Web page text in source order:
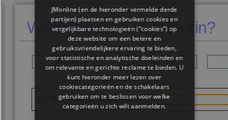
Welk woord hoort in de zin?
verdacht vacht
De hond heeft een zachte
JMonline (en de hieronder vermelde derde
partijen) plaatsen en gebruiken cookies en
vergelijkbare technologieën (“cookies”) op
deze website om een ​​betere en
gebruiksvriendelijkere ervaring te bieden,
voor statistische en analytische doeleinden en
om relevante en gerichte reclame te bieden. U
kunt hieronder meer lezen over
cookiecategorieën en de schakelaars
gebruiken om te beslissen voor welke
categorieën u zich wilt aanmelden.